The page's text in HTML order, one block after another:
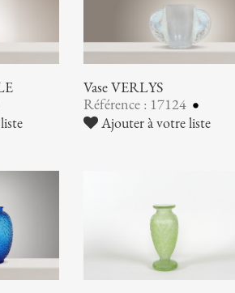
Vase VERLYS
Référence : 17124
Ajouter à votre liste